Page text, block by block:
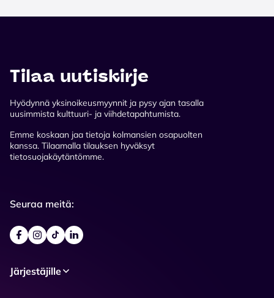
Tilaa uutiskirje
Hyödynnä yksinoikeusmyynnit ja pysy ajan tasalla
uusimmista kulttuuri- ja viihdetapahtumista.
Emme koskaan jaa tietoja kolmansien osapuolten
kanssa. Tilaamalla tilauksen hyväksyt
tietosuojakäytäntömme.
Seuraa meitä:
Järjestäjille